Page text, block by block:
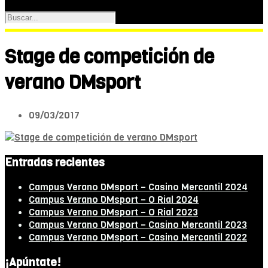
Stage de competición de
verano DMsport
09/03/2017
Entradas recientes
Campus Verano DMsport – Casino Mercantil 2024
Campus Verano DMsport – O Rial 2024
Campus Verano DMsport – O Rial 2023
Campus Verano DMsport – Casino Mercantil 2023
Campus Verano DMsport – Casino Mercantil 2022
¡Apúntate!